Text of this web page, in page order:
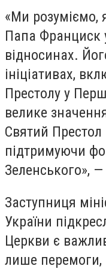
«Ми розуміємо,
Папа Франциск
відносинах.
ініціативах,
Престолу у
велике
Святий Престол
підтримуючи
Зеленського»,
Заступниця
України
Церкви є
лише перемоги,